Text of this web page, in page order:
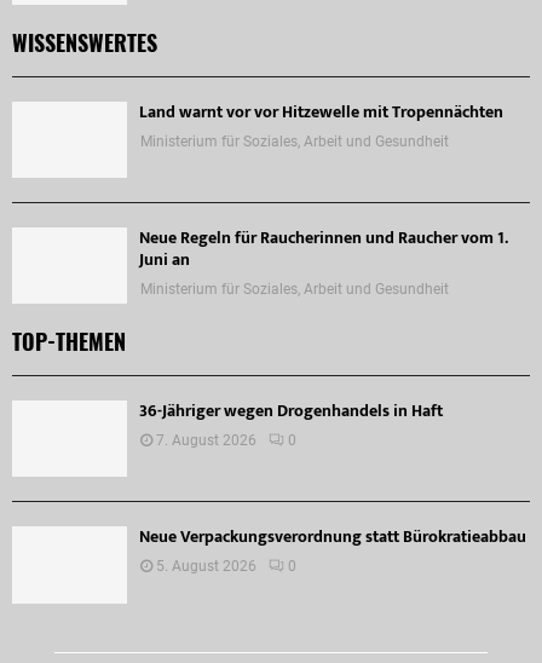
WISSENSWERTES
Land warnt vor vor Hitzewelle mit Tropennächten
Ministerium für Soziales, Arbeit und Gesundheit
Neue Regeln für Raucherinnen und Raucher vom 1.
Juni an
Ministerium für Soziales, Arbeit und Gesundheit
TOP-THEMEN
36-Jähriger wegen Drogenhandels in Haft
7. August 2026 0
Neue Verpackungsverordnung statt Bürokratieabbau
5. August 2026 0